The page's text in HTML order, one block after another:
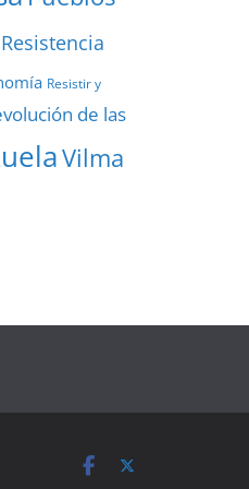
Resistencia
Resistir y
de las
Vilma